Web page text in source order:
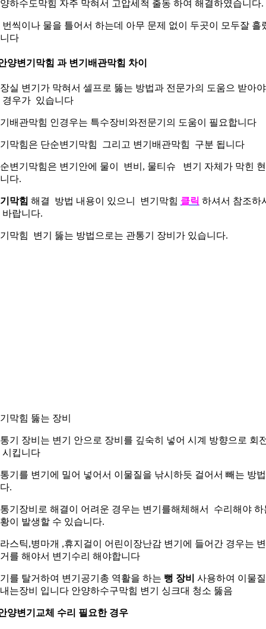
하수도막힘 자주 막혀서 고압세척 출동 하여 해결하였습니다.
번씩이나 물을 틀어서 하는데 아무 문제 없이 두곳이 모두잘 흘
다
양변기막힘 과 변기배관막힘 차이
실 변기가 막혀서 셀프로 뚫는 방법과 전문가의 도움으 받아
경우가 있습니다
배관막힘 인경우는 특수장비와전문기의 도움이 필요합니다
막힘은 단순변기막힘 그리고 변기배관막힘 구분 됩니다
변기막힘은 변기안에 물이 변비, 물티슈 변기 자체가 막힌
다.
막힘 해결 방법 내용이 있으니 변기막힘 클릭 하셔서 참조하
바랍니다.
막힘 변기 뚫는 방법으로는 관통기 장비가 있습니다.
막힘 뚫는 장비
기 장비는 변기 안으로 장비를 깊숙히 넣어 시계 방향으로 회
시킵니다
기를 변기에 밀어 넣어서 이물질을 낚시하듯 걸어서 빼는 방
.
기장비로 해결이 어려운 경우는 변기를해체해서 수리해야 하
이 발생할 수 있습니다.
스틱,병마개 ,휴지걸이 어린이장난감 변기에 들어간 경우는
를 해야서 변기수리 해야합니다
를 탈거하여 변기공기총 역활을 하는 뻥 장비 사용하여 이물
는장비 입니다 안양하수구막힘 변기 싱크대 청소 뚫음
양변기교체 수리 필요한 경우